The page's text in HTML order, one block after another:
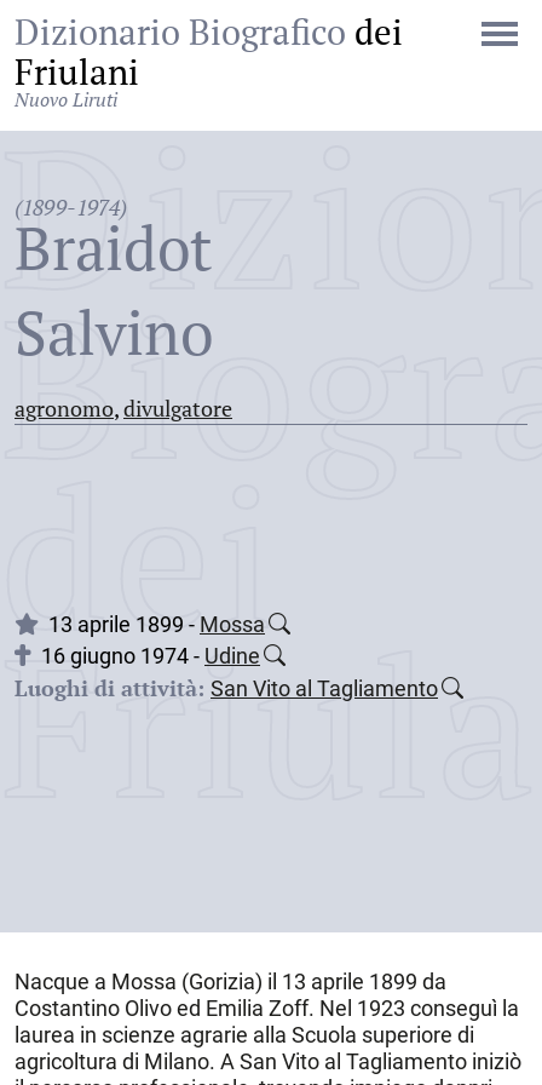
Dizionario Biografico dei
Friulani
Nuovo Liruti
(1899-1974)
Braidot
Salvino
agronomo,divulgatore
dei
13 aprile 1899 - Mossa
16 giugno 1974 - Udine
Luoghi di attività: San Vito al Tagliamento
Nacque a Mossa (Gorizia) il 13 aprile 1899 da
Costantino Olivo ed Emilia Zoff. Nel 1923 conseguì la
laurea in scienze agrarie alla Scuola superiore di
agricoltura di Milano. A San Vito al Tagliamento iniziò